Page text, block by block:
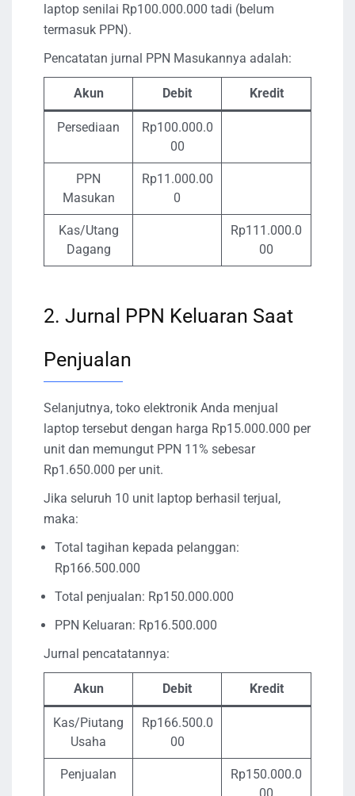
laptop senilai Rp100.000.000 tadi (belum
termasuk PPN).
Pencatatan jurnal PPN Masukannya adalah:
Akun Debit Kredit
Persediaan
Rp100.000.0
00
PPN
Masukan
Rp11.000.00
0
Kas/Utang
Dagang
Rp111.000.0
00
2. Jurnal PPN Keluaran Saat
Penjualan
Selanjutnya, toko elektronik Anda menjual
laptop tersebut dengan harga Rp15.000.000 per
unit dan memungut PPN 11% sebesar
Rp1.650.000 per unit.
Jika seluruh 10 unit laptop berhasil terjual,
maka:
Total tagihan kepada pelanggan:
Rp166.500.000
Total penjualan: Rp150.000.000
PPN Keluaran: Rp16.500.000
Jurnal pencatatannya:
Akun Debit Kredit
Kas/Piutang
Usaha
Rp166.500.0
00
Penjualan
Rp150.000.0